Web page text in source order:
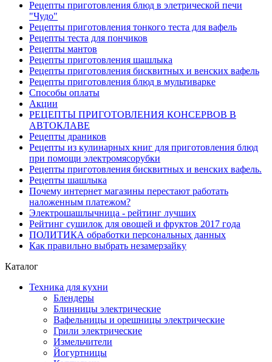
Рецепты приготовления блюд в элетрической печи
"Чудо"
Рецепты приготовления тонкого теста для вафель
Рецепты теста для пончиков
Рецепты мантов
Рецепты приготовления шашлыка
Рецепты приготовления бисквитных и венских вафель
Рецепты приготовления блюд в мультиварке
Способы оплаты
Акции
РЕЦЕПТЫ ПРИГОТОВЛЕНИЯ КОНСЕРВОВ В
АВТОКЛАВЕ
Рецепты драников
Рецепты из кулинарных книг для приготовления блюд
при помощи электромясорубки
Рецепты приготовления бисквитных и венских вафель.
Рецепты шашлыка
Почему интернет магазины перестают работать
наложенным платежом?
Электрошашлычница - рейтинг лучших
Рейтинг сушилок для овощей и фруктов 2017 года
ПОЛИТИКА обработки персональных данных
Как правильно выбрать незамерзайку
Каталог
Техника для кухни
Блендеры
Блинницы электрические
Вафельницы и орешницы электрические
Грили электрические
Измельчители
Йогуртницы